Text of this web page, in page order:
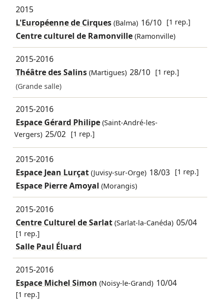
2015
L'Européenne de Cirques(Balma) 16/10 [1 rep.]
Centre culturel de Ramonville (Ramonville)
2015-2016
Théâtre des Salins(Martigues) 28/10 [1 rep.]
(Grande salle)
2015-2016
Espace Gérard Philipe(Saint-André-les-
Vergers) 25/02 [1 rep.]
2015-2016
Espace Jean Lurçat(Juvisy-sur-Orge) 18/03 [1 rep.]
Espace Pierre Amoyal (Morangis)
2015-2016
Centre Culturel de Sarlat(Sarlat-la-Canéda) 05/04
[1 rep.]
Salle Paul Éluard
2015-2016
Espace Michel Simon (Noisy-le-Grand) 10/04
[1 rep.]